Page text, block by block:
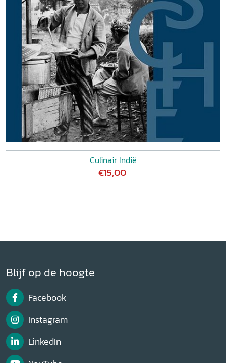
Culinair Indië
€15,00
Blijf op de hoogte
Facebook
Instagram
LinkedIn